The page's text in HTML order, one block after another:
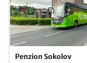
Penzion Sokolov